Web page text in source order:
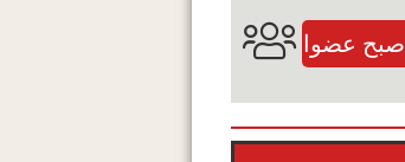
اصبح عضوا